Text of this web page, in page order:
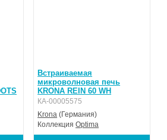
Встраиваемая
микроволновая печь
KRONA REIN 60 WH
КА-00005575
Krona (Германия)
КоллекцияOptima